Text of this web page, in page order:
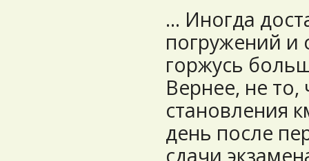
... Иногда
погружений и
горжусь
Вернее, не
становления
день после
сдачи